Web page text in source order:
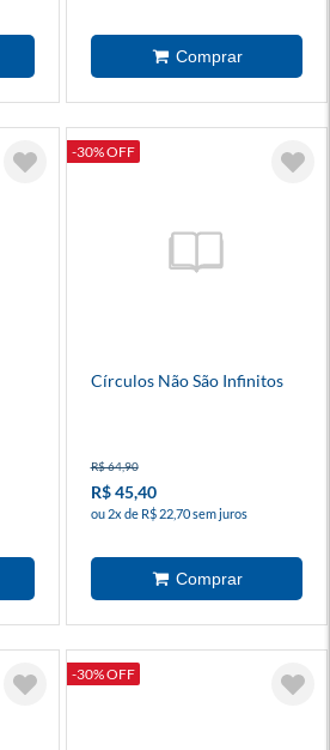
-30% OFF
Círculos Não São Infinitos
R$ 64,90
R$ 45,40
ou 2x de R$ 22,70 sem juros
-30% OFF